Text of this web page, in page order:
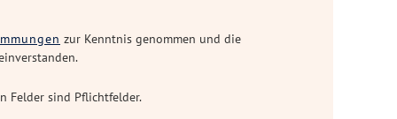
zur Kenntnis genommen und die
Felder sind Pflichtfelder.